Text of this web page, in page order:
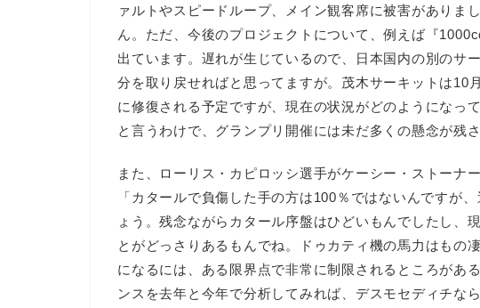
ァルトやスピードループ、メイン観客席に被害がありま
ん。ただ、今後のプロジェクトについて、例えば『
出ています。遅れが生じているので、日本国内の別のサ
分を取り戻せればと思ってますが。茂木サーキットは10
に修復される予定ですが、現在の状況がどのようになっ
と言うわけで、グランプリ開催には未だ多くの懸念が残
また、ローリス・カピロッシ選手がケーシー・ストーナ
「カタールで負傷した手の方は100％ではないんですが
ょう。残念ながらカタール序盤はひどいもんでしたし、
とがどっさりあるもんでね。ドゥカティ機の馬力はもの
になるには、ある限界点で非常に制限されるところがあ
ンスを去年と今年で分析してみれば、デスモセディチな